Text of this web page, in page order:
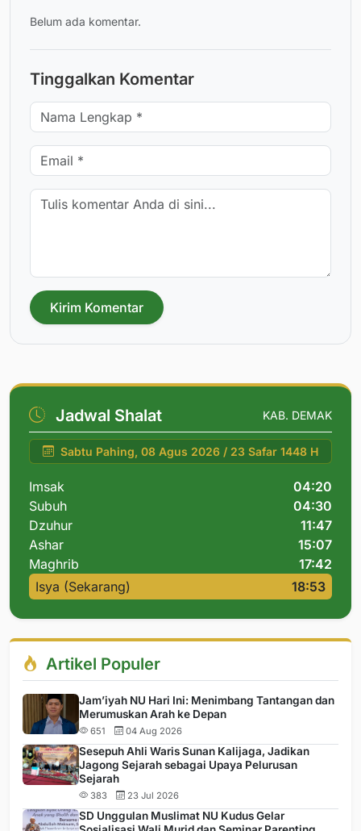
Belum ada komentar.
Tinggalkan Komentar
Kirim Komentar
Jadwal Shalat KAB. DEMAK
Sabtu Pahing, 08 Agus 2026 / 23 Safar 1448 H
Imsak
04:20
Subuh
04:30
Dzuhur
11:47
Ashar
15:07
Maghrib
17:42
Isya (Sekarang)
18:53
Artikel Populer
Jam’iyah NU Hari Ini: Menimbang Tantangan dan
Merumuskan Arah ke Depan
651 04 Aug 2026
Sesepuh Ahli Waris Sunan Kalijaga, Jadikan
Jagong Sejarah sebagai Upaya Pelurusan
Sejarah
383 23 Jul 2026
SD Unggulan Muslimat NU Kudus Gelar